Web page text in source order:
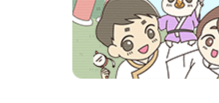
ド